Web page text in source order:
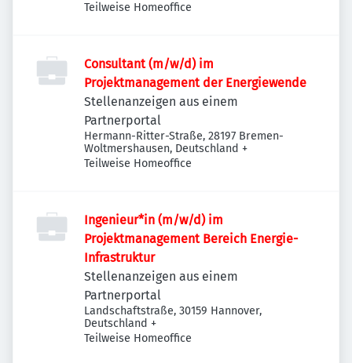
Teilweise Homeoffice
Consultant (m/w/d) im
Projektmanagement der Energiewende
Stellenanzeigen aus einem
Partnerportal
Hermann-Ritter-Straße, 28197 Bremen-
Woltmershausen, Deutschland +
Teilweise Homeoffice
Ingenieur*in (m/w/d) im
Projektmanagement Bereich Energie-
Infrastruktur
Stellenanzeigen aus einem
Partnerportal
Landschaftstraße, 30159 Hannover,
Deutschland +
Teilweise Homeoffice